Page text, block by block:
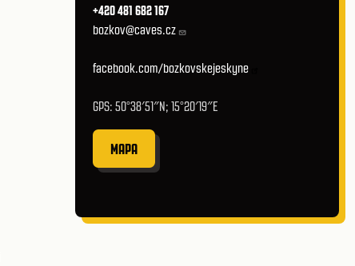
+420 481 682 167
bozkov@caves.cz
facebook.com/bozkovskejeskyne
GPS: 50°38′51″N; 15°20′19″E
MAPA